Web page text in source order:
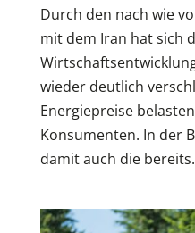
Durch den nach wie
mit dem Iran hat sich
wieder deutlich
Energiepreise
Konsumenten. In der
damit auch die